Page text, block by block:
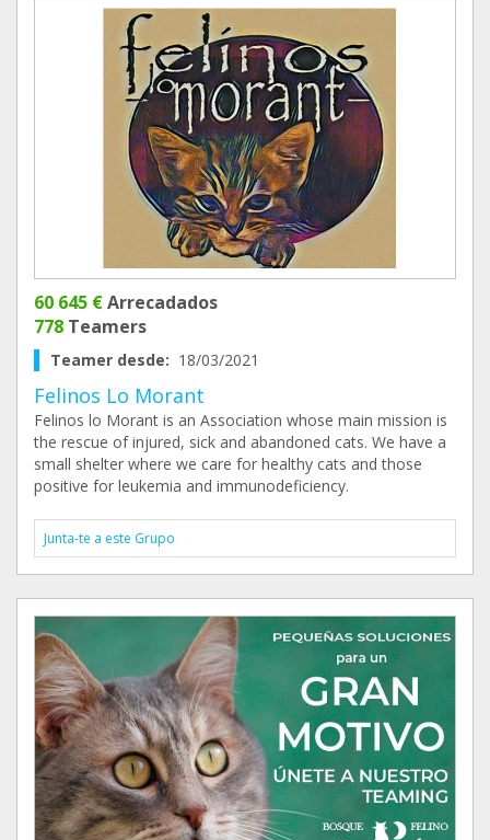
60 645 €Arrecadados
778 Teamers
Teamer desde: 18/03/2021
Felinos Lo Morant
Felinos lo Morant is an Association whose main mission is
the rescue of injured, sick and abandoned cats. We have a
small shelter where we care for healthy cats and those
positive for leukemia and immunodeficiency.
Junta-te a este Grupo